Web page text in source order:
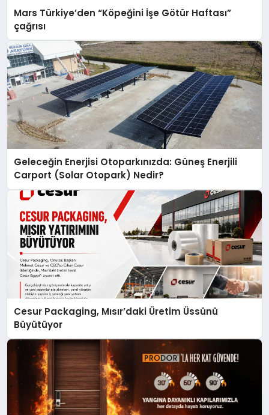
Mars Türkiye’den “Köpeğini İşe Götür Haftası”
çağrısı
Geleceğin Enerjisi Otoparkınızda: Güneş Enerjili
Carport (Solar Otopark) Nedir?
Cesur Packaging, Mısır’daki Üretim Üssünü
Büyütüyor